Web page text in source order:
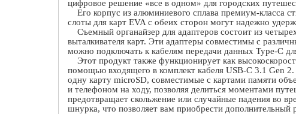
цифровое решение «все в одном» для городских
Его корпус из алюминиевого сплава премиум-класса
слоты для карт EVA с обеих сторон могут надежно
Съемный органайзер для адаптеров состоит из
выталкивателя карт. Эти адаптеры совместимы с
можно подключать к кабелям передачи данных Type-C
Этот продукт также функционирует как
помощью входящего в комплект кабеля USB-C 3.1 Gen 2.
одну карту microSD, совместимые с картами памяти
и телефоном на ходу, позволяя делиться моментами
предотвращает скольжение или случайные падения во
шнурка, что позволяет вам приобрести